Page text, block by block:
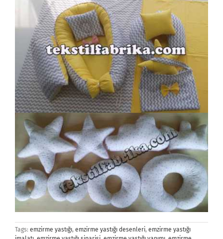
Tags: emzirme yastığı, emzirme yastığı desenleri, emzirme yastığı